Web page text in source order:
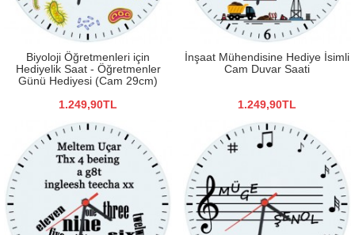
Biyoloji Öğretmenleri için
Hediyelik Saat - Öğretmenler
Günü Hediyesi (Cam 29cm)
1.249,90TL
İnşaat Mühendisine Hediye İsimli
Cam Duvar Saati
1.249,90TL